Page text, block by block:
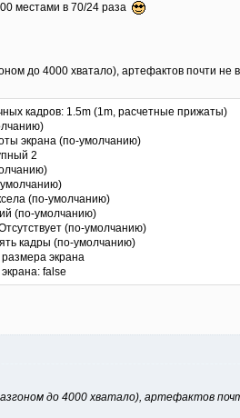
местами в 70/24 раза
до 4000 хватало), артефактов почти
кадров: 1.5m (1m, расчетные прижаты)
экрана (по-умолчанию)
2
(по-умолчанию)
(по-умолчанию)
(по-умолчанию)
кадры (по-умолчанию)
экрана
false
до 4000 хватало), артефактов